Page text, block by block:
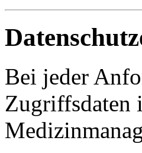
Bei jeder
Zugriffsdaten